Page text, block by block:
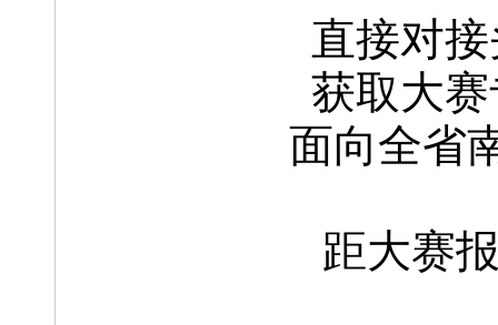
直接对
获取大
面向全省
距大赛